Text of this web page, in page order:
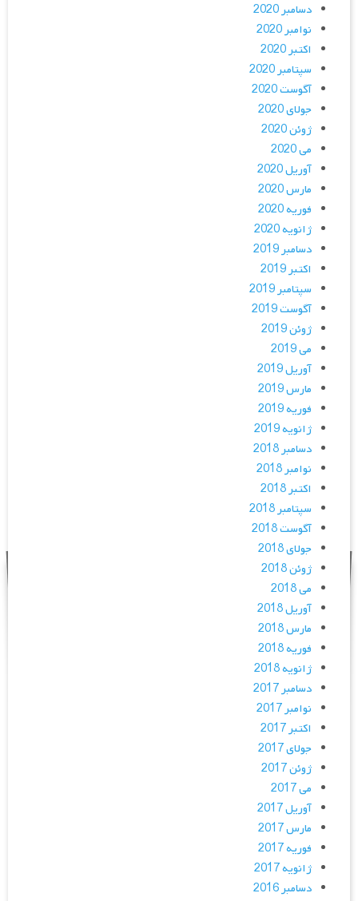
دسامبر 2020
نوامبر 2020
اکتبر 2020
سپتامبر 2020
آگوست 2020
جولای 2020
ژوئن 2020
می 2020
آوریل 2020
مارس 2020
فوریه 2020
ژانویه 2020
دسامبر 2019
اکتبر 2019
سپتامبر 2019
آگوست 2019
ژوئن 2019
می 2019
آوریل 2019
مارس 2019
فوریه 2019
ژانویه 2019
دسامبر 2018
نوامبر 2018
اکتبر 2018
سپتامبر 2018
آگوست 2018
جولای 2018
ژوئن 2018
می 2018
آوریل 2018
مارس 2018
فوریه 2018
ژانویه 2018
دسامبر 2017
نوامبر 2017
اکتبر 2017
جولای 2017
ژوئن 2017
می 2017
آوریل 2017
مارس 2017
فوریه 2017
ژانویه 2017
دسامبر 2016